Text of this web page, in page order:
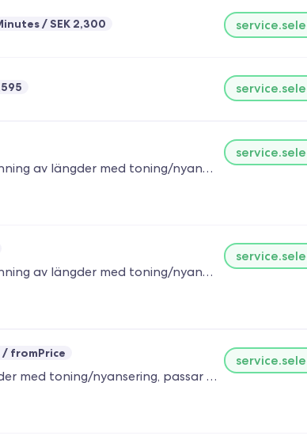
SEK 2,300
Passar dig som vill klippa håret, färga utväxten samt uppfräschning av längder med toning/nyansering, passar även dig som vill förändra din hårfärg till det mörkare. I behandlingen ingår konsultation, schamponering med lätt hårbottenmassage samt lätt styling.
Passar dig som vill klippa håret, färga utväxten samt uppfräschning av längder med toning/nyansering, passar även dig som vill förändra din hårfärg till det mörkare. I behandlingen ingår konsultation, schamponering med lätt hårbottenmassage samt lätt styling.
fromPrice
Passar dig som vill färga utväxten samt uppfräschning av längder med toning/nyansering, passar även dig som vill förändra din hårfärg till det mörkare. I behandlingen ingår konsultation, schamponering med lätt hårbottenmassage samt lätt styling. Vid färgning önskas det att du kommer med nytvättat hår och utan styling produkter i håret. Om du är osäker på vilket alternativ du ska välja är du varmt välkommen att höra av dig så hjälper vi dig.